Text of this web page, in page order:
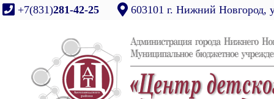
+7(831)281-42-25 603101 г. Нижний Новгород,